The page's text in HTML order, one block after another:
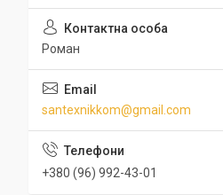
Роман
santexnikkom@gmail.com
+380 (96) 992-43-01